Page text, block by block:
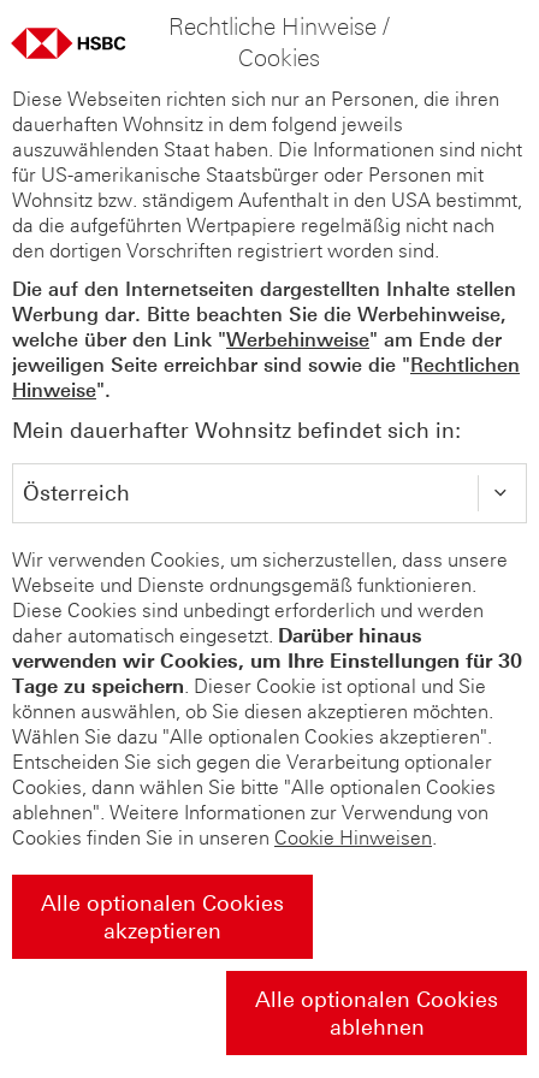
Rechtliche Hinweise /
Cookies
Diese Webseiten richten sich nur an Personen, die ihren
dauerhaften Wohnsitz in dem folgend jeweils
auszuwählenden Staat haben. Die Informationen sind nicht
für US-amerikanische Staatsbürger oder Personen mit
Wohnsitz bzw. ständigem Aufenthalt in den USA bestimmt,
da die aufgeführten Wertpapiere regelmäßig nicht nach
den dortigen Vorschriften registriert worden sind.
Die auf den Internetseiten dargestellten Inhalte stellen
Werbung dar. Bitte beachten Sie die Werbehinweise,
welche über den Link "Werbehinweise" am Ende der
jeweiligen Seite erreichbar sind sowie die "Rechtlichen
Hinweise".
Mein dauerhafter Wohnsitz befindet sich in:
Wir verwenden Cookies, um sicherzustellen, dass unsere
Webseite und Dienste ordnungsgemäß funktionieren.
Diese Cookies sind unbedingt erforderlich und werden
daher automatisch eingesetzt. Darüber hinaus
verwenden wir Cookies, um Ihre Einstellungen für 30
Tage zu speichern. Dieser Cookie ist optional und Sie
können auswählen, ob Sie diesen akzeptieren möchten.
Wählen Sie dazu "Alle optionalen Cookies akzeptieren".
Entscheiden Sie sich gegen die Verarbeitung optionaler
Cookies, dann wählen Sie bitte "Alle optionalen Cookies
ablehnen". Weitere Informationen zur Verwendung von
Cookies finden Sie in unseren Cookie Hinweisen.
Alle optionalen Cookies
akzeptieren
Alle optionalen Cookies
ablehnen